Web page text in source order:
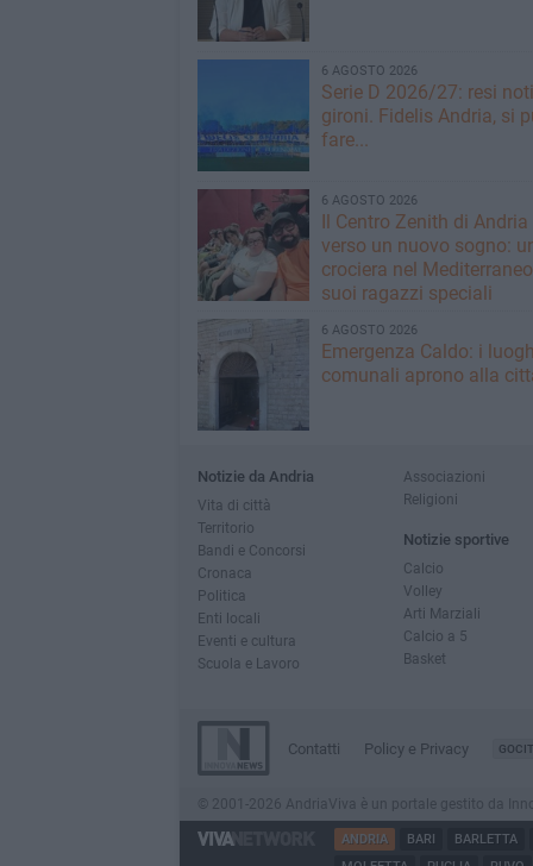
6 AGOSTO 2026
Serie D 2026/27: resi
gironi. Fidelis Andria, si
fare...
6 AGOSTO 2026
Il Centro Zenith di
verso un nuovo sogno:
crociera nel
suoi ragazzi speciali
6 AGOSTO 2026
Emergenza Caldo: i
comunali aprono alla
Notizie da Andria
Vita di città
Territorio
Bandi e Concorsi
Cronaca
Politica
Enti locali
Eventi e cultura
Scuola e Lavoro
Associazioni
Religioni
Notizie sportive
Calcio
Volley
Arti Marziali
Calcio a 5
Basket
Contatti Policy e Privacy
© 2001-2026 AndriaViva è un portale gestito da
ANDRIA BARI BARLETTA